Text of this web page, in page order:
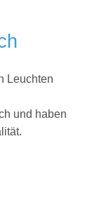
Leuchten
und haben